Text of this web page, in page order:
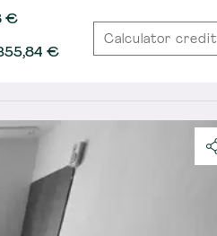
€
€
Calculator credit